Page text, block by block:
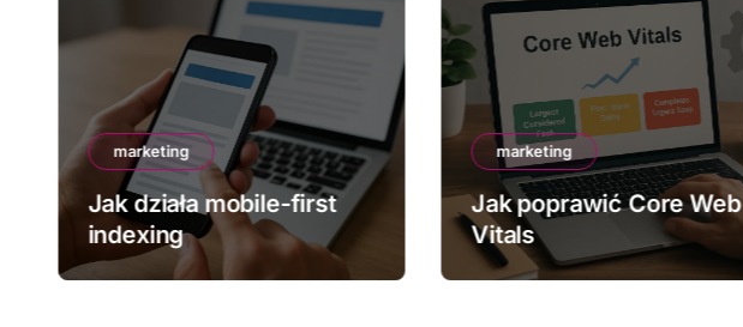
marketing
Jak działa mobile-first
indexing
marketing
Jak poprawić Core Web
Vitals